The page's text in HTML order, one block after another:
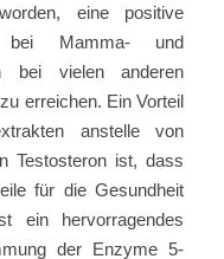
eine positive
bei Mamma- und
bei vielen anderen
erreichen. Ein Vorteil
anstelle von
Testosteron ist, dass
für die Gesundheit
ein hervorragendes
der Enzyme 5-